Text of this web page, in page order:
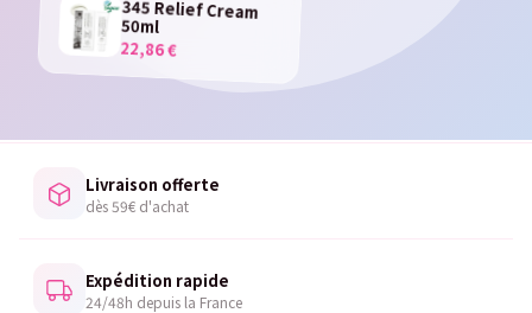
345 Relief Cream
50ml
22,86 €
Livraison offerte
dès 59€ d'achat
Expédition rapide
24/48h depuis la France